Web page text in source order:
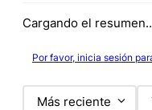
Cargando el
Por favor, inicia sesión
Más reciente